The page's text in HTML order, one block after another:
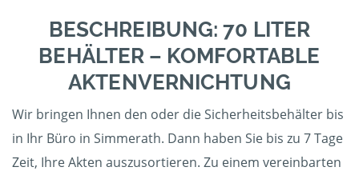
BESCHREIBUNG: 70 LITER
BEHÄLTER – KOMFORTABLE
AKTENVERNICHTUNG
Wir bringen Ihnen den oder die Sicherheitsbehälter bis
in Ihr Büro in Simmerath. Dann haben Sie bis zu 7 Tage
Zeit, Ihre Akten auszusortieren. Zu einem vereinbarten